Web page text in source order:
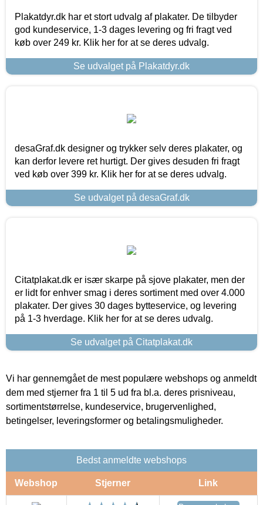
Plakatdyr.dk har et stort udvalg af plakater. De tilbyder
god kundeservice, 1-3 dages levering og fri fragt ved
køb over 249 kr. Klik her for at se deres udvalg.
Se udvalget på Plakatdyr.dk
desaGraf.dk designer og trykker selv deres plakater, og
kan derfor levere ret hurtigt. Der gives desuden fri fragt
ved køb over 399 kr. Klik her for at se deres udvalg.
Se udvalget på desaGraf.dk
Citatplakat.dk er især skarpe på sjove plakater, men der
er lidt for enhver smag i deres sortiment med over 4.000
plakater. Der gives 30 dages bytteservice, og levering
på 1-3 hverdage. Klik her for at se deres udvalg.
Se udvalget på Citatplakat.dk
Vi har gennemgået de mest populære webshops og anmeldt
dem med stjerner fra 1 til 5 ud fra bl.a. deres prisniveau,
sortimentstørrelse, kundeservice, brugervenlighed,
betingelser, leveringsformer og betalingsmuligheder.
Bedst anmeldte webshops
Webshop Stjerner Link